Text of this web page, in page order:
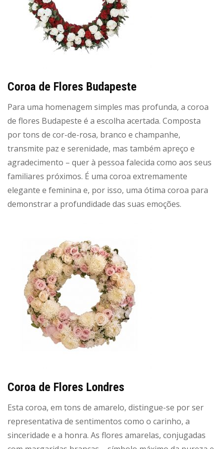
Coroa de Flores Budapeste
Para uma homenagem simples mas profunda, a coroa
de flores Budapeste é a escolha acertada. Composta
por tons de cor-de-rosa, branco e champanhe,
transmite paz e serenidade, mas também apreço e
agradecimento – quer à pessoa falecida como aos seus
familiares próximos. É uma coroa extremamente
elegante e feminina e, por isso, uma ótima coroa para
demonstrar a profundidade das suas emoções.
Coroa de Flores Londres
Esta coroa, em tons de amarelo, distingue-se por ser
representativa de sentimentos como o carinho, a
sinceridade e a honra. As flores amarelas, conjugadas